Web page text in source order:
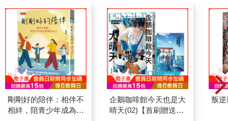
剛剛好的陪伴：相伴不
相絆，陪青少年成為想
企鵝咖啡館今天也是大
晴天(02)【首刷贈送
叛逆